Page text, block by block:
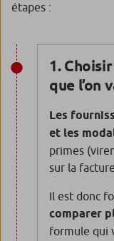
étapes :
1.
que l’on
Les
et les
primes
sur la
Il est donc
comparer
formule qui